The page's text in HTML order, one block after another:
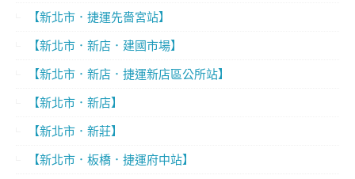
【新北市．捷運先嗇宮站】
【新北市．新店．建國市場】
【新北市．新店．捷運新店區公所站】
【新北市．新店】
【新北市．新莊】
【新北市．板橋．捷運府中站】